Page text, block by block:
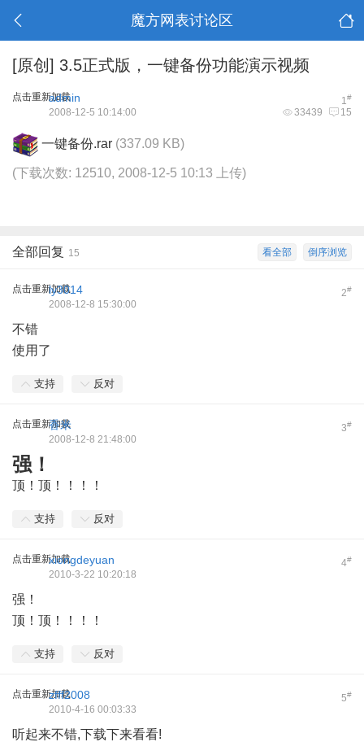
魔方网表讨论区
[原创] 3.5正式版，一键备份功能演示视频
点击重新加载 1#
admin
33439 15
2008-12-5 10:14:00
一键备份.rar (337.09 KB)
(下载次数: 12510, 2008-12-5 10:13 上传)
倒序浏览
看全部
全部回复 15
点击重新加载 2#
ly3014
2008-12-8 15:30:00
不错
使用了
支持 反对
点击重新加载 3#
香米
2008-12-8 21:48:00
强！
顶！顶！！！！
支持 反对
点击重新加载 4#
xiongdeyuan
2010-3-22 10:20:18
强！
顶！顶！！！！
支持 反对
点击重新加载 5#
zfff2008
2010-4-16 00:03:33
听起来不错,下载下来看看!